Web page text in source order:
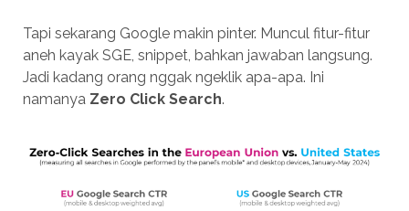
Tapi sekarang Google makin pinter. Muncul fitur-fitur
aneh kayak SGE, snippet, bahkan jawaban langsung.
Jadi kadang orang nggak ngeklik apa-apa. Ini
namanya Zero Click Search.